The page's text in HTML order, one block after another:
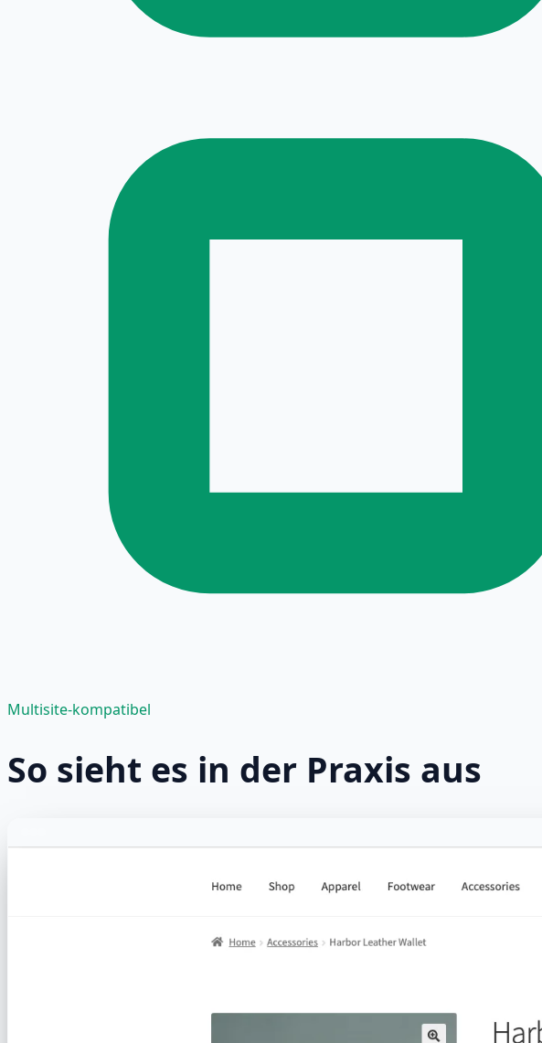
Multisite-kompatibel
So sieht es in der Praxis aus